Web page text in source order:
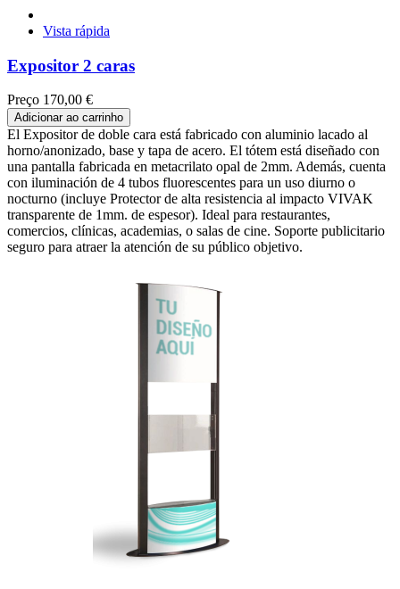
Vista rápida
Expositor 2 caras
Preço 170,00 €
Adicionar ao carrinho
El Expositor de doble cara está fabricado con aluminio lacado al
horno/anonizado, base y tapa de acero. El tótem está diseñado con
una pantalla fabricada en metacrilato opal de 2mm. Además, cuenta
con iluminación de 4 tubos fluorescentes para un uso diurno o
nocturno (incluye Protector de alta resistencia al impacto VIVAK
transparente de 1mm. de espesor). Ideal para restaurantes,
comercios, clínicas, academias, o salas de cine. Soporte publicitario
seguro para atraer la atención de su público objetivo.